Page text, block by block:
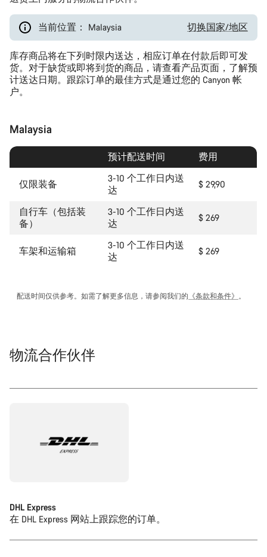
当前位置： Malaysia 切换国家/地区
库存商品将在下列时限内送达，相应订单在付款后即可发
货。对于缺货或即将到货的商品，请查看产品页面，了解预
计送达日期。跟踪订单的最佳方式是通过您的 Canyon 帐
户。
Malaysia
预计配送时间 费用
仅限装备
3-10 个工作日内送
达
$ 29,90
自行车（包括装
备）
3-10 个工作日内送
达
$ 269
车架和运输箱
3-10 个工作日内送
达
$ 269
配送时间仅供参考。如需了解更多信息，请参阅我们的 《条款和条件》 。
物流合作伙伴
DHL Express
在 DHL Express 网站上跟踪您的订单。